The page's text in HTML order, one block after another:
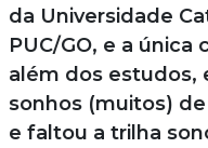
da Universidade
PUC/GO, e a única
além dos estudos,
sonhos (muitos)
e faltou a trilha